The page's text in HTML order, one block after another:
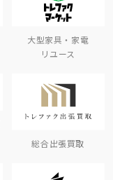
大型家具・家電
リユース
総合出張買取